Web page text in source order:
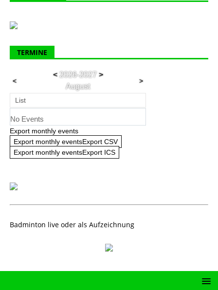
TERMINE
<
<2026-2027 >
August
>
List
No Events
Export monthly events
Export monthly eventsExport CSV
Export monthly eventsExport ICS
Badminton live oder als Aufzeichnung